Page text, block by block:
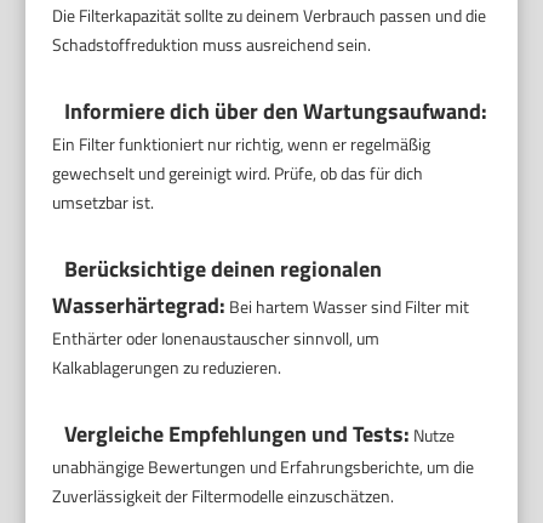
Die Filterkapazität sollte zu deinem Verbrauch passen und die
Schadstoffreduktion muss ausreichend sein.
Informiere dich über den Wartungsaufwand:
Ein Filter funktioniert nur richtig, wenn er regelmäßig
gewechselt und gereinigt wird. Prüfe, ob das für dich
umsetzbar ist.
Berücksichtige deinen regionalen
Wasserhärtegrad: Bei hartem Wasser sind Filter mit
Enthärter oder Ionenaustauscher sinnvoll, um
Kalkablagerungen zu reduzieren.
Vergleiche Empfehlungen und Tests: Nutze
unabhängige Bewertungen und Erfahrungsberichte, um die
Zuverlässigkeit der Filtermodelle einzuschätzen.